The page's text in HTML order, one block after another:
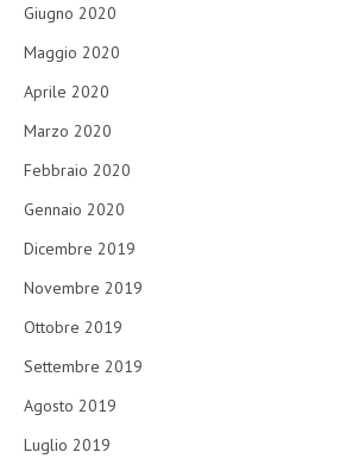
Giugno 2020
Maggio 2020
Aprile 2020
Marzo 2020
Febbraio 2020
Gennaio 2020
Dicembre 2019
Novembre 2019
Ottobre 2019
Settembre 2019
Agosto 2019
Luglio 2019